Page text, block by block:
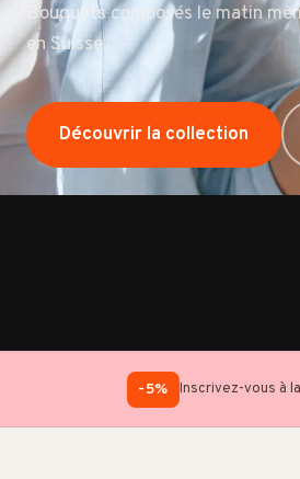
Découvrir tous nos
Bouquets composés le matin
en Suisse.
Découvrir la collection
-5% Inscrivez-vous à